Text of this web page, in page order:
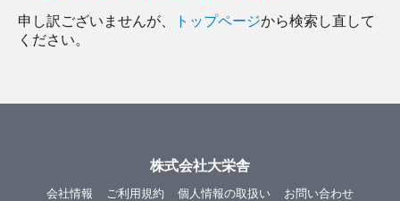
申し訳ございませんが、 トップページから検索し直して
ください。
株式会社大栄舎
会社情報 ご利用規約 個人情報の取扱い お問い合わせ